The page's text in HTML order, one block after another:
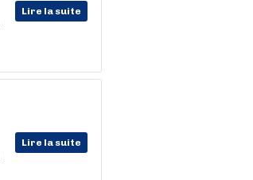
Lire la suite
Lire la suite